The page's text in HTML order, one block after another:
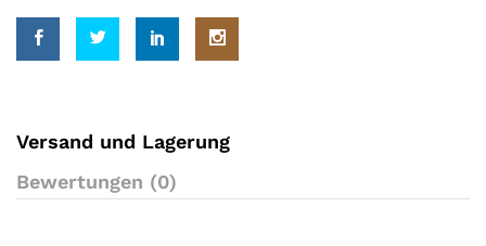
s
t
o
m
a
t
g
Versand und Lagerung
Bewertungen (0)